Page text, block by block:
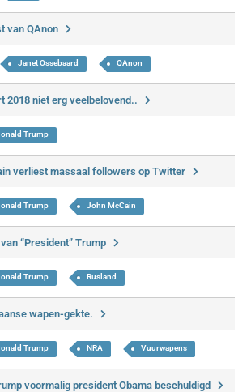
van QAnon
Janet Ossebaard QAnon
2018 niet erg veelbelovend..
Trump
verliest massaal followers op Twitter
Trump John McCain
“President” Trump
Trump Rusland
wapen-gekte.
Trump NRA Vuurwapens
voormalig president Obama beschuldigd